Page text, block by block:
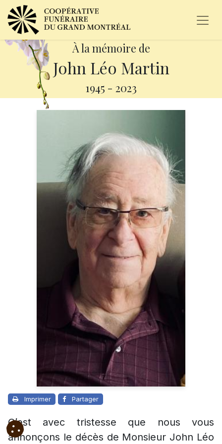
À la mémoire de
John Léo Martin
1945 - 2023
Imprimer Partager
C’est avec tristesse que nous vous
annonçons le décès de Monsieur John Léo